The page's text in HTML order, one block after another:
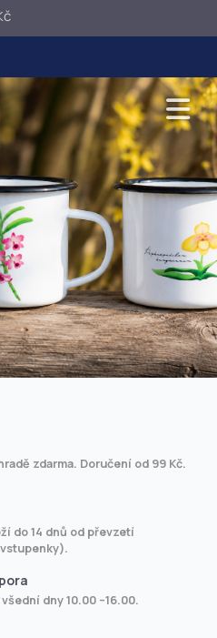
zdarma. Doručení od 99 Kč.
do 14 dnů od převzetí
dny 10.00 –16.00.